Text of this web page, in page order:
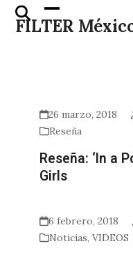
Skip
FILTER
Open
mobile
Close
mobile
26 marzo, 2018
Reseña
Reseña: ‘In a
Girls
6 febrero, 2018
Noticias,VIDEOS